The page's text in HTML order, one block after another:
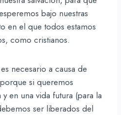
bajo nuestras
en el que todos estamos
como cristianos.
necesario a causa de
si queremos
en una vida futura (para la
ser liberados del